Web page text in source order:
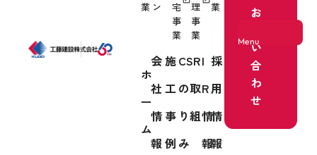
Menu
業 ン
宅
事
業
理
事
業
業
ホ
ー
ム
会
社
情
報
施
工
事
例
CSR
の取
り組
み
I
R
情
報
採
用
情
報
お
い
合
わ
せ